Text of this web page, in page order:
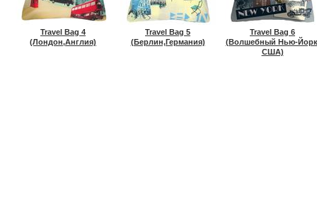
Travel Bag 4
(Лондон,Англия)
Travel Bag 5
(Берлин,Германия)
Travel Bag 6
(Волшебный Нью-
США)